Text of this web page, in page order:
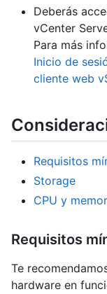
Deberás
vCenter
Para más
Inicio de
cliente web
Requisitos
Storage
CPU y
Requisitos
Te
hardware en